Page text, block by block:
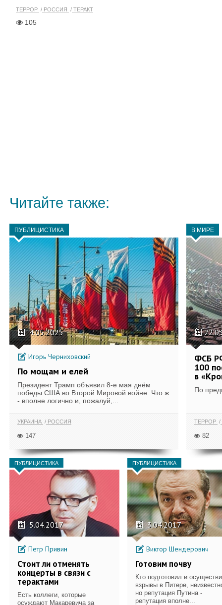
ТЕРРОР РОССИЯ ТЕРАКТ
105
Читайте также:
ПУБЛИЦИСТИКА
4.05.2025
Игорь Черниховский
По мощам и елей
Президент Трамп объявил 8-е мая днём
победы США во Второй Мировой войне. Что ж
- вполне логично и, пожалуй,...
УКРАИНА РОССИЯ
147
В МИРЕ
ФСБ
100
в
По
ТЕРРОР
82
ПУБЛИЦИСТИКА
5.04.2017
Петр Привин
Стоит ли отменять
концерты в связи с
терактами
Есть коллеги, которые
осуждают Макаревича за
ПУБЛИЦИСТИКА
3.04.2017
Виктор Шендерович
Готовим почву
Кто подготовил и
взрывы в Питере,
но репутация Путина -
репутация вполне...